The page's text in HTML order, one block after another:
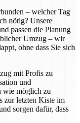
– welcher Tag
nötig? Unsere
passen die Planung
Umzug – wir
ohne dass Sie sich
mit Profis zu
und
wie möglich zu
zur letzten Kiste im
sorgen dafür, dass